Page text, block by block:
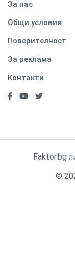
За нас
Общи условия
Поверителност
За реклама
Контакти
Faktor.bg
©